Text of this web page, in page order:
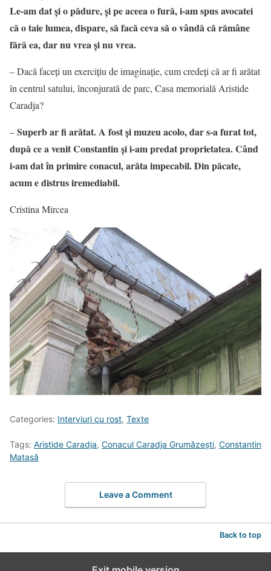
Le-am dat și o pădure, și pe aceea o fură, i-am spus avocatei
că o taie lumea, dispare, să facă ceva să o vândă că rămâne
fără ea, dar nu vrea și nu vrea.
– Dacă faceți un exercițiu de imaginație, cum credeți că ar fi arătat
în centrul satului, înconjurată de parc, Casa memorială Aristide
Caradja?
–Superb ar fi arătat. A fost și muzeu acolo, dar s-a furat tot,
după ce a venit Constantin și i-am predat proprietatea. Când
i-am dat în primire conacul, arăta impecabil. Din păcate,
acum e distrus iremediabil.
Cristina Mircea
Categories: Interviuri cu rost, Texte
Tags: Aristide Caradja, Conacul Caradja Grumăzești, Constantin
Matasă
Leave a Comment
Back to top